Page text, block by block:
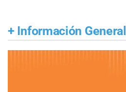
+ Información General